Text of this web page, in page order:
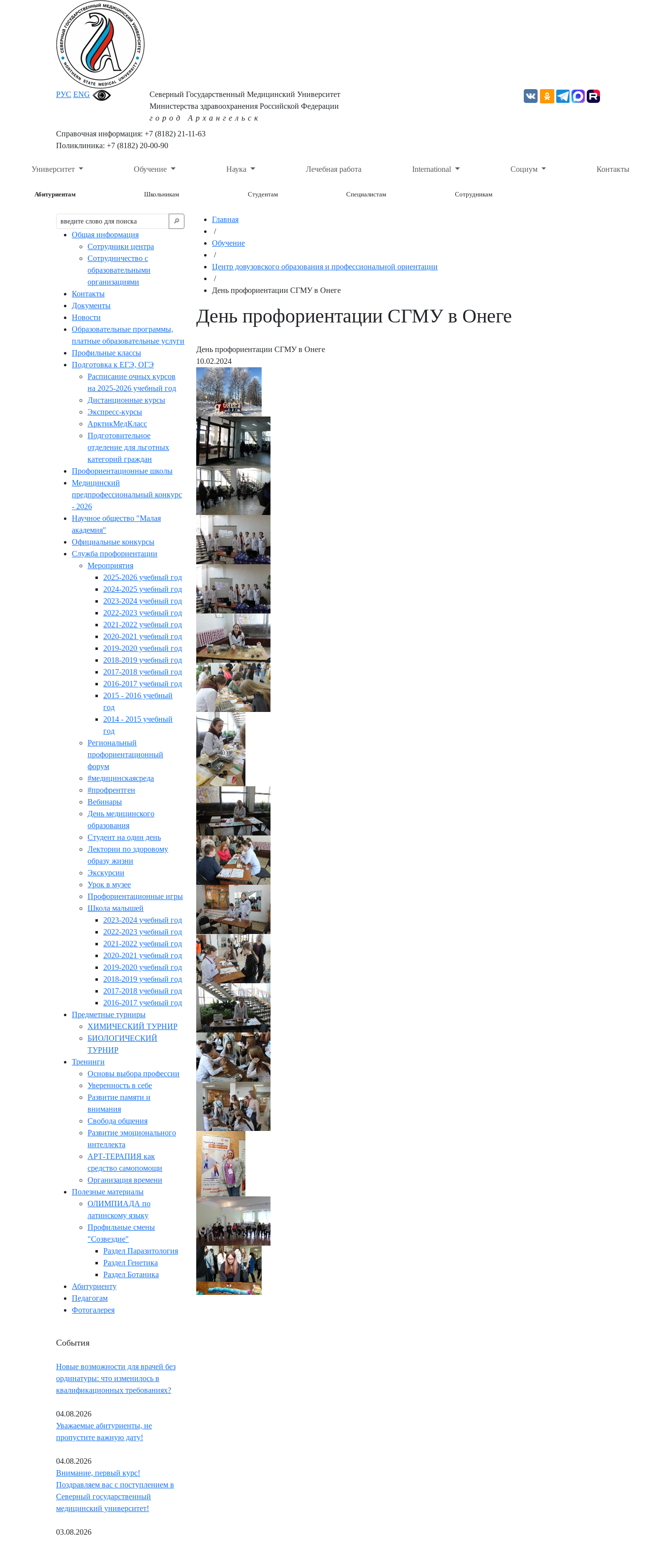
РУС ENG
Северный Государственный Медицинский Университет
Министерства здравоохранения Российской Федерации
город Архангельск
Справочная информация: +7 (8182) 21-11-63
Поликлиника: +7 (8182) 20-00-90
Университет Обучение Наука Лечебная работа International Социум Контакты
Абитуриентам Школьникам Студентам Специалистам Сотрудникам
🔎︎
Общая информация
Сотрудники центра
Сотрудничество с
образовательными
организациями
Контакты
Документы
Новости
Образовательные программы,
платные образовательные услуги
Профильные классы
Подготовка к ЕГЭ, ОГЭ
Расписание очных курсов
на 2025-2026 учебный год
Дистанционные курсы
Экспресс-курсы
АрктикМедКласс
Подготовительное
отделение для льготных
категорий граждан
Профориентационные школы
Медицинский
предпрофессиональный конкурс
- 2026
Научное общество "Малая
академия"
Официальные конкурсы
Служба профориентации
Мероприятия
2025-2026 учебный год
2024-2025 учебный год
2023-2024 учебный год
2022-2023 учебный год
2021-2022 учебный год
2020-2021 учебный год
2019-2020 учебный год
2018-2019 учебный год
2017-2018 учебный год
2016-2017 учебный год
2015 - 2016 учебный
год
2014 - 2015 учебный
год
Региональный
профориентационный
форум
#медицинскаясреда
#профрентген
Вебинары
День медицинского
образования
Студент на один день
Лектории по здоровому
образу жизни
Экскурсии
Урок в музее
Профориентационные игры
Школа малышей
2023-2024 учебный год
2022-2023 учебный год
2021-2022 учебный год
2020-2021 учебный год
2019-2020 учебный год
2018-2019 учебный год
2017-2018 учебный год
2016-2017 учебный год
Предметные турниры
ХИМИЧЕСКИЙ ТУРНИР
БИОЛОГИЧЕСКИЙ
ТУРНИР
Тренинги
Основы выбора профессии
Уверенность в себе
Развитие памяти и
внимания
Свобода общения
Развитие эмоционального
интеллекта
АРТ-ТЕРАПИЯ как
средство самопомощи
Организация времени
Полезные материалы
ОЛИМПИАДА по
латинскому языку
Профильные смены
"Созвездие"
Раздел Паразитология
Раздел Генетика
Раздел Ботаника
Абитуриенту
Педагогам
Фотогалерея
События
Новые возможности для врачей без
ординатуры: что изменилось в
квалификационных требованиях?
04.08.2026
Уважаемые абитуриенты, не
пропустите важную дату!
04.08.2026
Внимание, первый курс!
Поздравляем вас с поступлением в
Северный государственный
медицинский университет!
03.08.2026
Главная
/
Обучение
/
Центр довузовского образования и профессиональной ориентации
/
День профориентации СГМУ в Онеге
День профориентации СГМУ в Онеге
День профориентации СГМУ в Онеге
10.02.2024